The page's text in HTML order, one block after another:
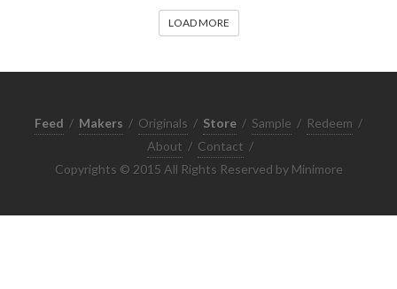
LOAD MORE
Feed / Makers / Originals / Store / Sample / Redeem /
About / Contact /
Copyrights © 2015 All Rights Reserved by Minimore